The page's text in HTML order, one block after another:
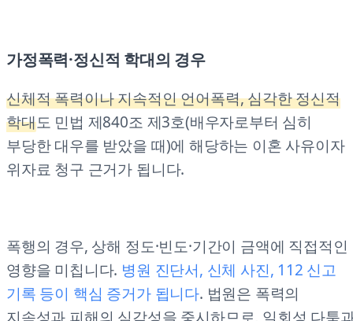
가정폭력·정신적 학대의 경우
신체적 폭력이나 지속적인 언어폭력, 심각한 정신적
학대도 민법 제840조 제3호(배우자로부터 심히
부당한 대우를 받았을 때)에 해당하는 이혼 사유이자
위자료 청구 근거가 됩니다.
폭행의 경우, 상해 정도·빈도·기간이 금액에 직접적인
영향을 미칩니다. 병원 진단서, 신체 사진, 112 신고
기록 등이 핵심 증거가 됩니다. 법원은 폭력의